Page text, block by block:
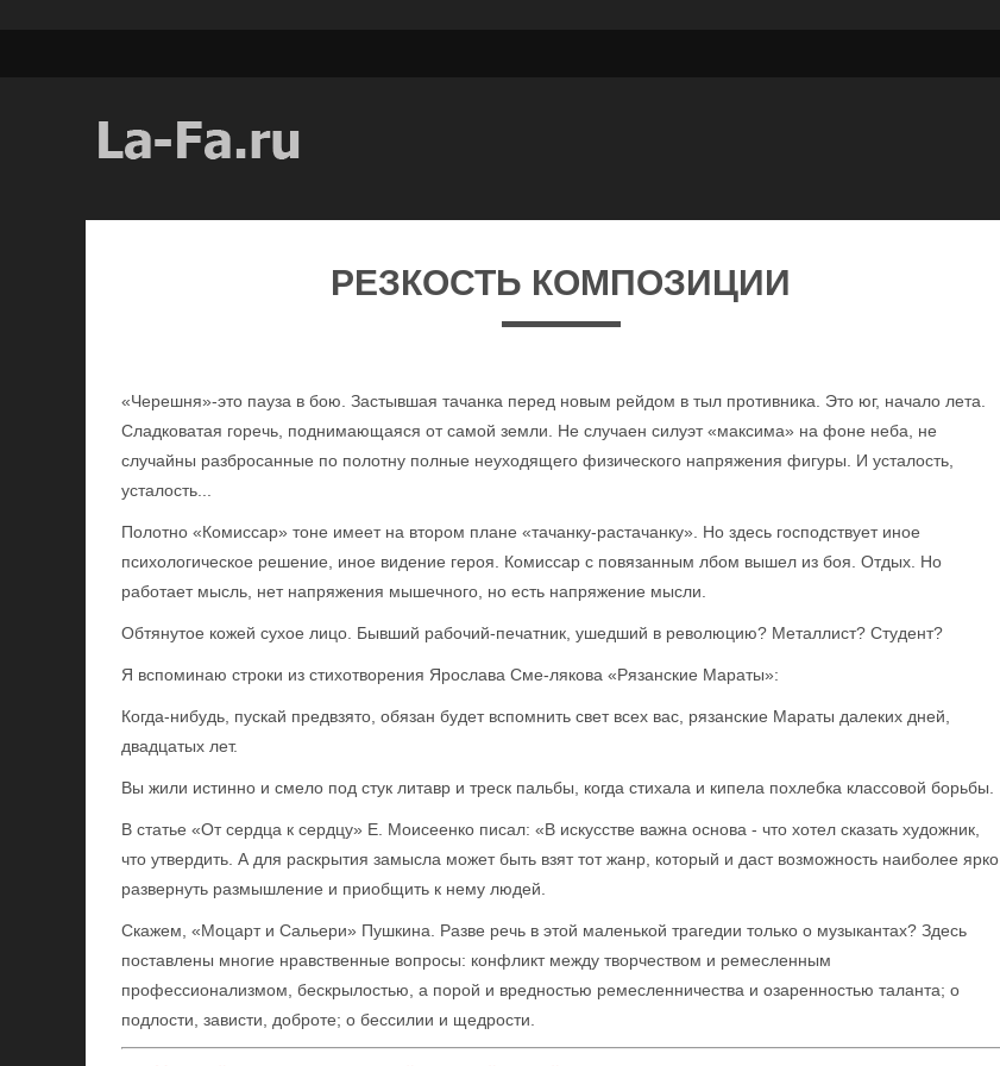
РЕЗКОСТЬ КОМПОЗИЦИИ
«Черешня»-это пауза в бою. Застывшая тачанка перед новым рейдом в тыл противника. Это юг, начало лета.
Сладковатая горечь, поднимающаяся от самой земли. Не случаен силуэт «максима» на фоне неба, не
случайны разбросанные по полотну полные неуходящего физического напряжения фигуры. И усталость,
усталость...
Полотно «Комиссар» тоне имеет на втором плане «тачанку-растачанку». Но здесь господствует иное
психологическое решение, иное видение героя. Комиссар с повязанным лбом вышел из боя. Отдых. Но
работает мысль, нет напряжения мышечного, но есть напряжение мысли.
Обтянутое кожей сухое лицо. Бывший рабочий-печатник, ушедший в революцию? Металлист? Студент?
Я вспоминаю строки из стихотворения Ярослава Сме-лякова «Рязанские Мараты»:
Когда-нибудь, пускай предвзято, обязан будет вспомнить свет всех вас, рязанские Мараты далеких дней,
двадцатых лет.
Вы жили истинно и смело под стук литавр и треск пальбы, когда стихала и кипела похлебка классовой борьбы.
В статье «От сердца к сердцу» Е. Моисеенко писал: «В искусстве важна основа - что хотел сказать художник,
что утвердить. А для раскрытия замысла может быть взят тот жанр, который и даст возможность наиболее ярко
развернуть размышление и приобщить к нему людей.
Скажем, «Моцарт и Сальери» Пушкина. Разве речь в этой маленькой трагедии только о музыкантах? Здесь
поставлены многие нравственные вопросы: конфликт между творчеством и ремесленным
профессионализмом, бескрылостью, а порой и вредностью ремесленничества и озаренностью таланта; о
подлости, зависти, доброте; о бессилии и щедрости.